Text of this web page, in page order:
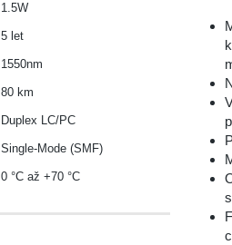
1.5W
5 let
1550nm
80 km
Duplex LC/PC
Single-Mode (SMF)
0 °С až +70 °C